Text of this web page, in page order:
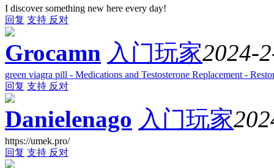
I discover something new here every day!
回复 支持 反对
Grocamn 入门玩家2024-
green viagra pill - Medications and Testosterone Replacement -
回复 支持 反对
Danielenago 入门玩家
https://umek.pro/
回复 支持 反对